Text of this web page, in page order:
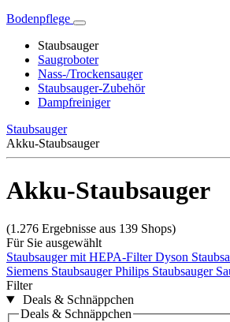
Bodenpflege
Staubsauger
Saugroboter
Nass-/Trockensauger
Staubsauger-Zubehör
Dampfreiniger
Staubsauger
Akku-Staubsauger
Akku-Staubsauger
(1.276 Ergebnisse aus 139 Shops)
Für Sie ausgewählt
Staubsauger mit HEPA-FilterDyson
Siemens StaubsaugerPhilips Staubsauger
Filter
Deals & Schnäppchen
Deals & Schnäppchen